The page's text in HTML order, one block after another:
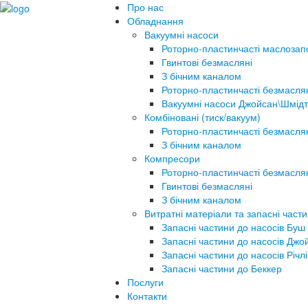
Про нас
Обладнання
Вакуумні насоси
Роторно-пластинчасті
Гвинтові безмасляні
З бічним каналом
Роторно-пластинчасті
Вакуумні насоси Джойсан\Шмідт
Комбіновані (тиск/вакуум)
Роторно-пластинчасті
З бічним каналом
Компресори
Роторно-пластинчасті
Гвинтові безмасляні
З бічним каналом
Витратні матеріали та запасні
Запасні частини до насосів Буш
Запасні частини до насосів
Запасні частини до насосів Річлі
Запасні частини до Беккер
Послуги
Контакти